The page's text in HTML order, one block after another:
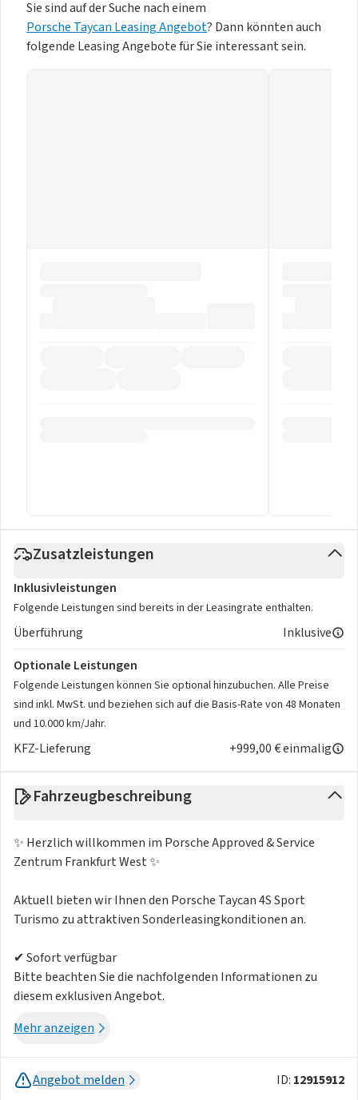
Sie sind auf der Suche nach einem
Porsche Taycan Leasing Angebot? Dann könnten auch
folgende Leasing Angebote für Sie interessant sein.
Zusatzleistungen
Inklusivleistungen
Folgende Leistungen sind bereits in der Leasingrate enthalten.
Überführung
Inklusive
Optionale Leistungen
Folgende Leistungen können Sie optional hinzubuchen. Alle Preise
sind inkl. MwSt. und beziehen sich auf die Basis-Rate von 48 Monaten
und 10.000 km/Jahr.
KFZ-Lieferung +999,00 € einmalig
Fahrzeugbeschreibung
✨ Herzlich willkommen im Porsche Approved & Service
Zentrum Frankfurt West ✨
Aktuell bieten wir Ihnen den Porsche Taycan 4S Sport
Turismo zu attraktiven Sonderleasingkonditionen an.
✔ Sofort verfügbar
Bitte beachten Sie die nachfolgenden Informationen zu
diesem exklusiven Angebot.
Exklusives Leasingangebot für den Porsche Taycan 4S Sport
❗ Wichtige Hinweise ❗
Mehr anzeigen
Angebot melden ID: 12915912